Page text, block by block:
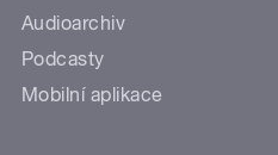
Audioarchiv
Podcasty
Mobilní aplikace